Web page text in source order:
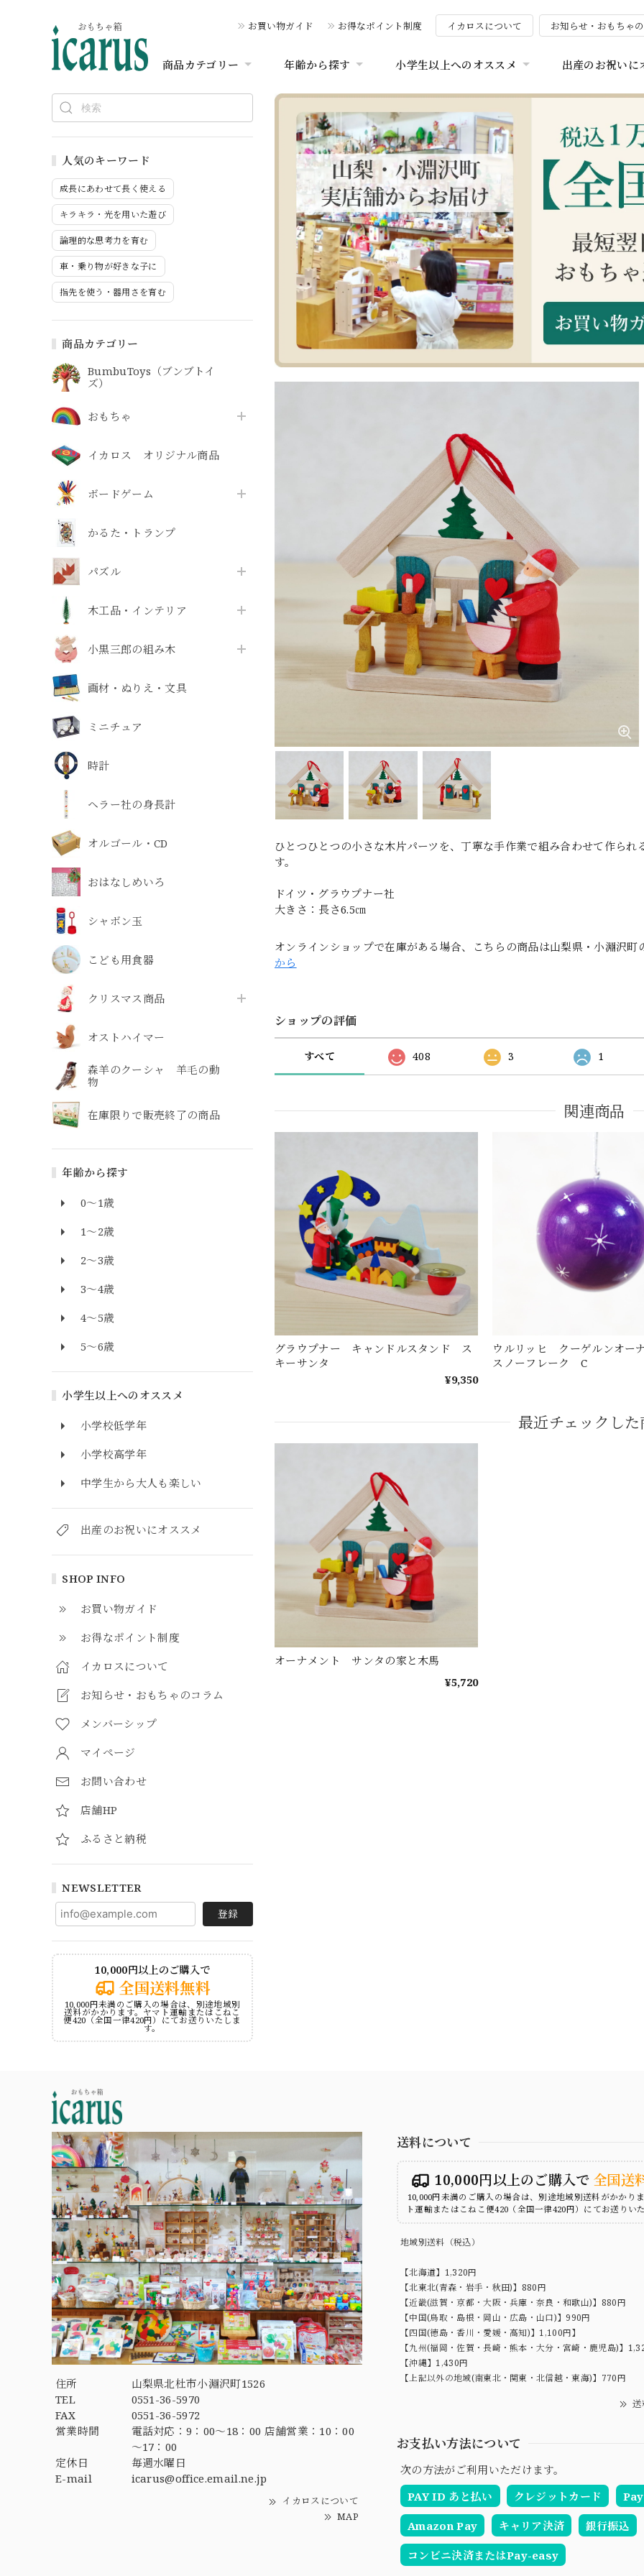
お買い物ガイド お得なポイント制度 イカロスについて お知らせ・おもちゃ
商品カテゴリー 年齢から探す 小学生以上へのオススメ 出産のお祝いに
人気のキーワード
成長にあわせて長く使える
キラキラ・光を用いた遊び
論理的な思考力を育む
車・乗り物が好きな子に
指先を使う・器用さを育む
商品カテゴリー
BumbuToys（ブンブトイ
ズ）
おもちゃ
イカロス オリジナル商品
ボードゲーム
かるた・トランプ
パズル
木工品・インテリア
小黒三郎の組み木
画材・ぬりえ・文具
ミニチュア
時計
ヘラー社の身長計
オルゴール・CD
おはなしめいろ
シャボン玉
こども用食器
クリスマス商品
オストハイマー
森羊のクーシャ 羊毛の動
物
在庫限りで販売終了の商品
年齢から探す
0～1歳
1～2歳
2～3歳
3～4歳
4～5歳
5～6歳
小学生以上へのオススメ
小学校低学年
小学校高学年
中学生から大人も楽しい
出産のお祝いにオススメ
SHOP INFO
お買い物ガイド
お得なポイント制度
イカロスについて
お知らせ・おもちゃのコラム
メンバーシップ
マイページ
お問い合わせ
店舗HP
ふるさと納税
NEWSLETTER
登録
10,000円以上のご購入で
全国送料無料
10,000円未満のご購入の場合は、別途地域別
送料がかかります。ヤマト運輸またはこねこ
便420（全国一律420円）にてお送りいたしま
す。
ひとつひとつの小さな木片パーツを、丁寧な手作業で組み合わせて作ら
す。
ドイツ・グラウプナー社
大きさ：長さ6.5㎝
オンラインショップで在庫がある場合、こちらの商品は山梨県・小淵沢
から
ショップの評価
すべて 408 3 1
関連商品
グラウプナー キャンドルスタンド ス
キーサンタ
¥9,350
ウルリッヒ クーゲルンオ
スノーフレーク C
最近チェックし
オーナメント サンタの家と木馬
¥5,720
住所
山梨県北杜市小淵沢町1526
TEL
0551-36-5970
FAX
0551-36-5972
営業時間
電話対応：9：00～18：00 店舗営業：10：00
～17：00
定休日
毎週水曜日
E-mail
icarus@office.email.ne.jp
イカロスについて
MAP
送料について
10,000円以上のご購入で 全国送
10,000円未満のご購入の場合は、別途地域別送料がかかり
ト運輸またはこねこ便420（全国一律420円）にてお送りい
地域別送料（税込）
【北海道】1,320円
【北東北(青森・岩手・秋田)】880円
【近畿(滋賀・京都・大阪・兵庫・奈良・和歌山)】880円
【中国(鳥取・島根・岡山・広島・山口)】990円
【四国(徳島・香川・愛媛・高知)】1,100円】
【九州(福岡・佐賀・長崎・熊本・大分・宮崎・鹿児島)】
【沖縄】1,430円
【上記以外の地域(南東北・関東・北信越・東海)】770円
お支払い方法について
次の方法がご利用いただけます。
PAY ID あと払い
クレジットカード
Amazon Pay キャリア決済 銀行振込
コンビニ決済またはPay-easy